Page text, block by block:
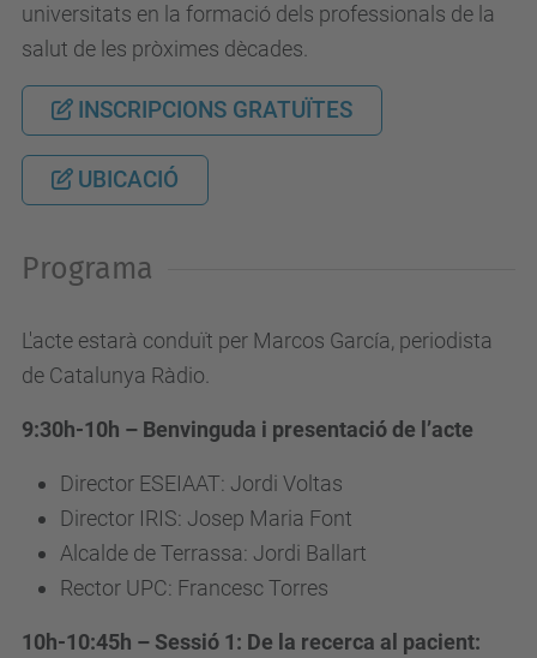
universitats en la formació dels professionals de la
salut de les pròximes dècades.
INSCRIPCIONS GRATUÏTES
UBICACIÓ
Programa
L'acte estarà conduït per Marcos García, periodista
de Catalunya Ràdio.
9:30h-10h – Benvinguda i presentació de l’acte
Director ESEIAAT: Jordi Voltas
Director IRIS: Josep Maria Font
Alcalde de Terrassa: Jordi Ballart
Rector UPC: Francesc Torres
10h-10:45h – Sessió 1: De la recerca al pacient: